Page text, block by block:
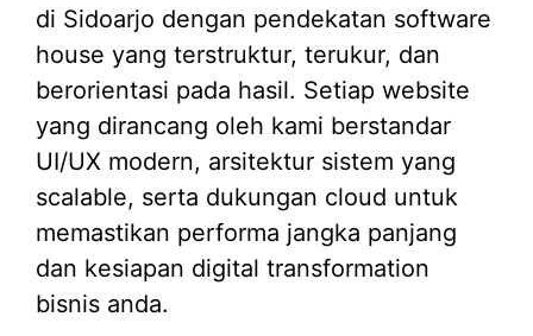
di Sidoarjo dengan pendekatan software
house yang terstruktur, terukur, dan
berorientasi pada hasil. Setiap website
yang dirancang oleh kami berstandar
UI/UX modern, arsitektur sistem yang
scalable, serta dukungan cloud untuk
memastikan performa jangka panjang
dan kesiapan digital transformation
bisnis anda.